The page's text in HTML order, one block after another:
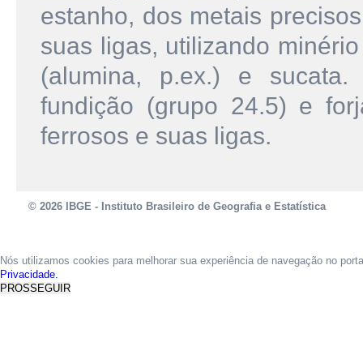
estanho, dos metais
suas ligas, utilizando
(alumina, p.ex.) e
fundição (grupo 24.5) e
ferrosos e suas ligas.
© 2026 IBGE - Instituto Brasileiro de Geografia e Estatística
Nós utilizamos cookies para melhorar sua experiência de navegação no
Privacidade.
PROSSEGUIR